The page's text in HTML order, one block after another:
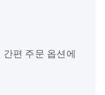
편 주문 옵션에